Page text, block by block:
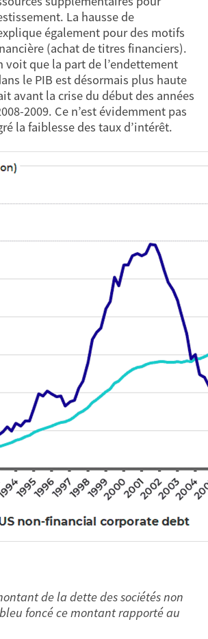
La hausse de
également pour des motifs
(achat de titres financiers).
voit que la part de l’endettement
le PIB est désormais plus haute
avant la crise du début des années
2009. Ce n’est évidemment pas
la faiblesse des taux d’intérêt.
de la dette des sociétés non
foncé ce montant rapporté au